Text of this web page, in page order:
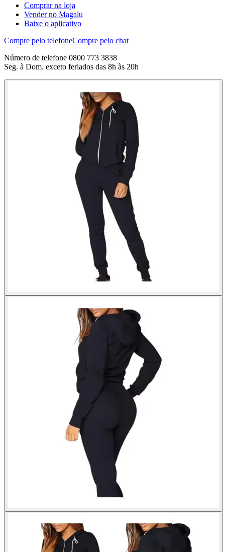
Comprar na loja
Vender no Magalu
Baixe o aplicativo
Compre pelo telefoneCompre pelo chat
Número de telefone 0800 773 3838
Seg. à Dom. exceto feriados das 8h às 20h